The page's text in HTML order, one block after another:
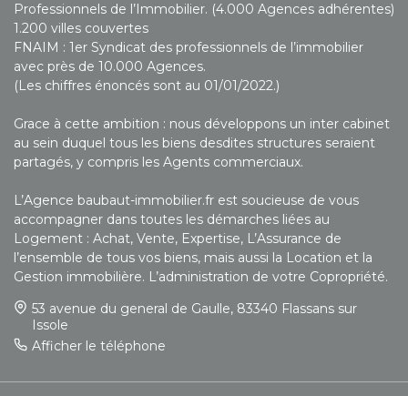
Professionnels de l’Immobilier. (4.000 Agences adhérentes)
1.200 villes couvertes
FNAIM : 1er Syndicat des professionnels de l’immobilier
avec près de 10.000 Agences.
(Les chiffres énoncés sont au 01/01/2022.)
Grace à cette ambition : nous développons un inter cabinet
au sein duquel tous les biens desdites structures seraient
partagés, y compris les Agents commerciaux.
L’Agence baubaut-immobilier.fr est soucieuse de vous
accompagner dans toutes les démarches liées au
Logement : Achat, Vente, Expertise, L’Assurance de
l’ensemble de tous vos biens, mais aussi la Location et la
Gestion immobilière. L’administration de votre Copropriété.
53 avenue du general de Gaulle, 83340 Flassans sur
Issole
Afficher le téléphone